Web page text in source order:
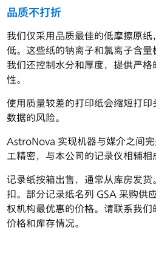
品质不打折
我们仅采用品质最佳的低摩擦原纸
低。这些纸的钠离子和氯离子含量
我们还控制水分和厚度，提供严格
性。
使用质量较差的打印纸会缩短打
数据的风险。
AstroNova 实现机器与媒介之间
工精密，与本公司的记录仪相辅相
记录纸按箱出售，通常从库房发
扣。部分记录纸名列 GSA 采购供
权机构最优惠的价格。请联系我
价格和库存情况。